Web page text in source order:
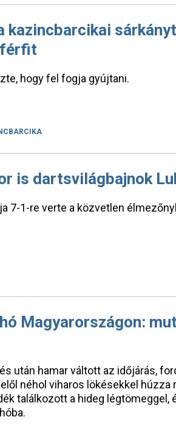
kazincbarcikai
hogy fel fogja gyújtani.
is dartsvilágbajnok
7-1-re verte a közvetlen
Magyarországon:
után hamar váltott az időjárás,
néhol viharos lökésekkel húzza
találkozott a hideg légtömeggel,